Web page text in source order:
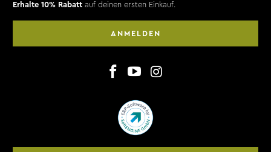
Erhalte 10% Rabatt auf deinen ersten Einkauf.
ANMELDEN